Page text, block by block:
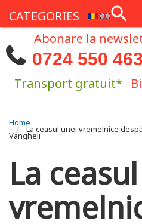
CATEGORIES
Abonare la
0724 550 463
Transport gratuit*
You are here
Home
La ceasul unei vremelnice
Vangheli
La